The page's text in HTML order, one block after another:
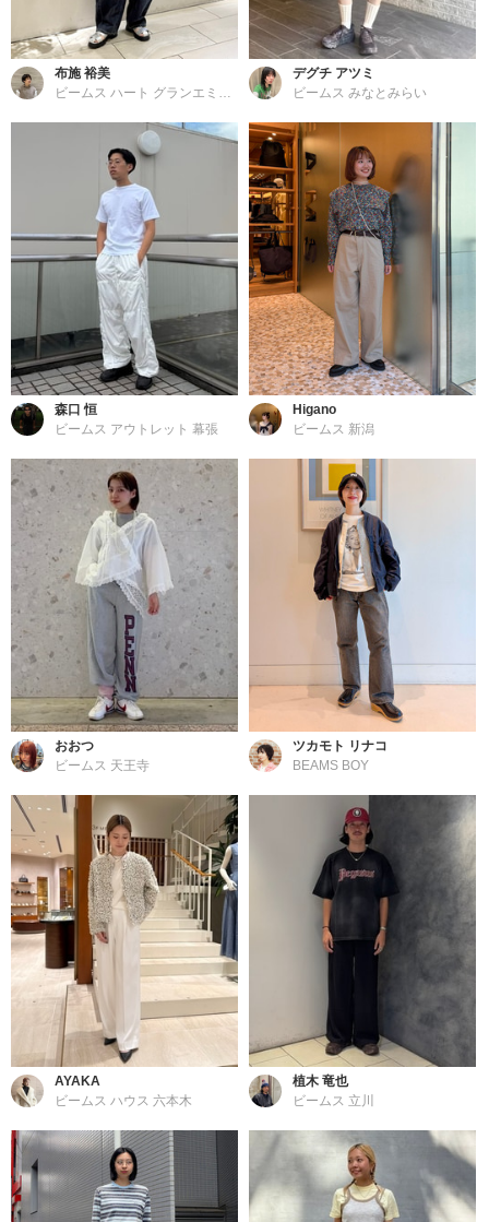
布施 裕美
ビームス ハート グランエミオ所沢
デグチ アツミ
ビームス みなとみらい
森口 恒
ビームス アウトレット 幕張
Higano
ビームス 新潟
おおつ
ビームス 天王寺
ツカモト リナコ
BEAMS BOY
AYAKA
ビームス ハウス 六本木
植木 竜也
ビームス 立川